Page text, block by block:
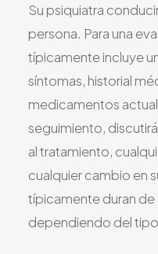
Su psiquiatra
persona. Para una
típicamente incluye
síntomas, historial
medicamentos
seguimiento,
al tratamiento,
cualquier cambio en
típicamente duran
dependiendo del